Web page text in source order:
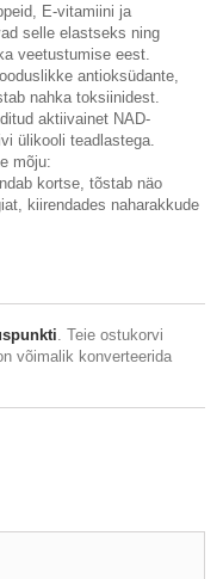
E-vitamiini ja
selle elastseks ning
veetustumise eest.
antioksüdante,
nahka toksiinidest.
aktiivainet NAD-
ülikooli teadlastega.
mõju:
kortse, tõstab näo
kiirendades naharakkude
. Teie ostukorvi
võimalik konverteerida